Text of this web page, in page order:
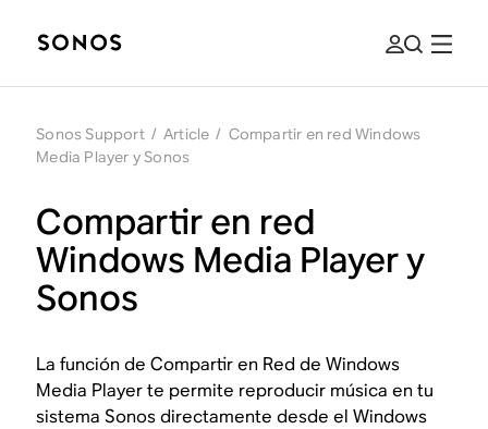
Sonos Support / Article / Compartir en red Windows
Media Player y Sonos
Compartir en red
Windows Media Player y
Sonos
La función de Compartir en Red de Windows
Media Player te permite reproducir música en tu
sistema Sonos directamente desde el Windows